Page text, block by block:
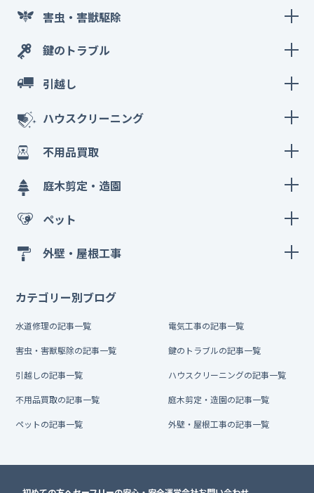
害虫・害獣駆除
鍵のトラブル
引越し
ハウスクリーニング
不用品買取
庭木剪定・造園
ペット
外壁・屋根工事
カテゴリー別ブログ
水道修理の記事一覧 電気工事の記事一覧
害虫・害獣駆除の記事一覧 鍵のトラブルの記事一覧
引越しの記事一覧 ハウスクリーニングの記事一覧
不用品買取の記事一覧 庭木剪定・造園の記事一覧
ペットの記事一覧 外壁・屋根工事の記事一覧